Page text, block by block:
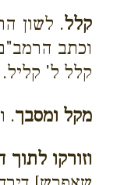
קלל. לשון
וכתב
קלל ל'
מקל ומסבך.
וזורקו לתוך